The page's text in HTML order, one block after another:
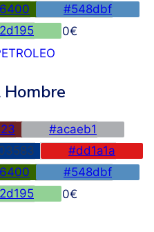
#548dbf
45,00€
Hombre
#acaeb1
#dd1a1a
#548dbf
45,00€